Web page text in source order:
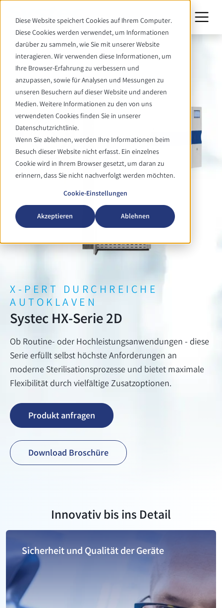
Diese Website speichert Cookies auf Ihrem Computer.
Diese Cookies werden verwendet, um Informationen
darüber zu sammeln, wie Sie mit unserer Website
interagieren. Wir verwenden diese Informationen, um
Ihre Browser-Erfahrung zu verbessern und
anzupassen, sowie für Analysen und Messungen zu
unseren Besuchern auf dieser Website und anderen
Medien. Weitere Informationen zu den von uns
verwendeten Cookies finden Sie in unserer
Datenschutzrichtlinie.
Wenn Sie ablehnen, werden Ihre Informationen beim
Besuch dieser Website nicht erfasst. Ein einzelnes
Cookie wird in Ihrem Browser gesetzt, um daran zu
erinnern, dass Sie nicht nachverfolgt werden möchten.
Cookie-Einstellungen
Akzeptieren Ablehnen
X-PERT DURCHREICHE
AUTOKLAVEN
Systec HX-Serie 2D
Ob Routine- oder Hochleistungsanwendungen - diese
Serie erfüllt selbst höchste Anforderungen an
moderne Sterilisationsprozesse und bietet maximale
Flexibilität durch vielfältige Zusatzoptionen.
Produkt anfragen
Download Broschüre
Innovativ bis ins Detail
Sicherheit und Qualität der Geräte